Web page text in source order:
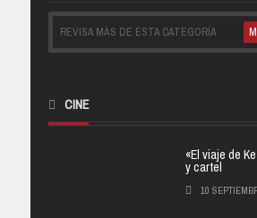
REVISA MÁS DE ESTA CATEGORÍA
CINE
«El viaje de
y cartel
10